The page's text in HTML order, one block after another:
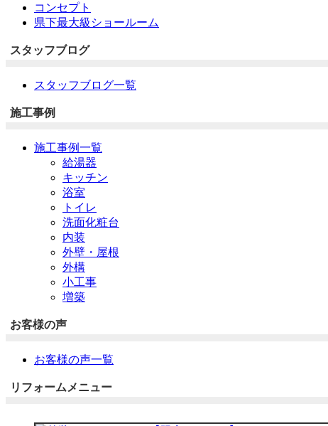
コンセプト
県下最大級ショールーム
スタッフブログ
スタッフブログ一覧
施工事例
施工事例一覧
給湯器
キッチン
浴室
トイレ
洗面化粧台
内装
外壁・屋根
外構
小工事
増築
お客様の声
お客様の声一覧
リフォームメニュー